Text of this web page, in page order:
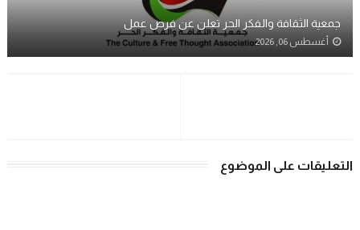
جمعية الثقافة والفكر الحر تعلن عن فرص عمل
أغسطس 06, 2026
التعليقات على الموضوع